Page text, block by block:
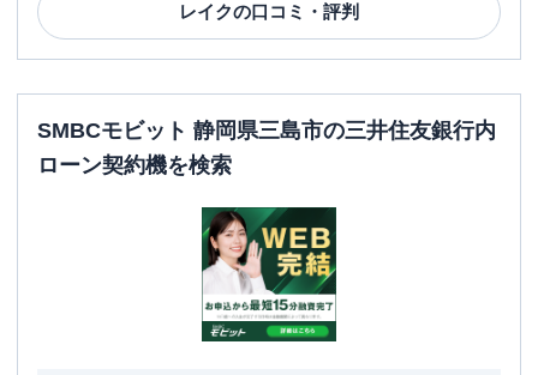
レイクの口コミ・評判
SMBCモビット 静岡県三島市の三井住友銀行内
ローン契約機を検索